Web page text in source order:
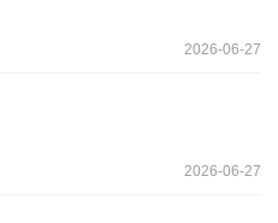
2026-06-27
2026-06-27